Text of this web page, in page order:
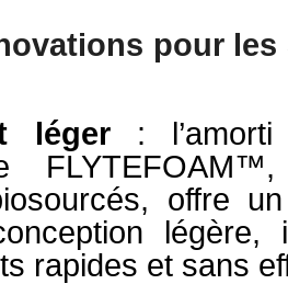
pour les
léger: l’amorti
offre
légère,
rapides et sans